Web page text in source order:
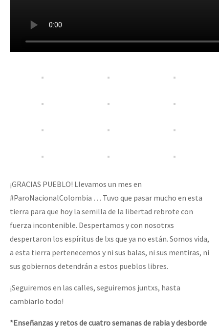
¡GRACIAS PUEBLO! Llevamos un mes en
#ParoNacionalColombia … Tuvo que pasar mucho en esta
tierra para que hoy la semilla de la libertad rebrote con
fuerza incontenible. Despertamos y con nosotrxs
despertaron los espíritus de lxs que ya no están. Somos vida,
a esta tierra pertenecemos y ni sus balas, ni sus mentiras, ni
sus gobiernos detendrán a estos pueblos libres.
¡Seguiremos en las calles, seguiremos juntxs, hasta
cambiarlo todo!
*Enseñanzas y retos de cuatro semanas de rabia y desborde